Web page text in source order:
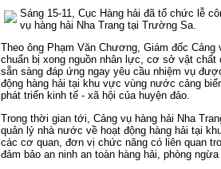
Sáng 15-11, Cục Hàng hải đã tổ chức lễ
vụ hàng hải Nha Trang tại Trường Sa.
Theo ông Phạm Văn Chương, Giám đốc Cảng
chuẩn bị xong nguồn nhân lực, cơ sở vật
sẵn sàng đáp ứng ngay yêu cầu nhiệm vụ
động hàng hải tại khu vực vùng nước cảng
phát triển kinh tế - xã hội của huyện đảo.
Trong thời gian tới, Cảng vụ hàng hải Nha
quản lý nhà nước về hoạt động hàng hải tại
các cơ quan, đơn vị chức năng có liên quan
đảm bảo an ninh an toàn hàng hải, phòng